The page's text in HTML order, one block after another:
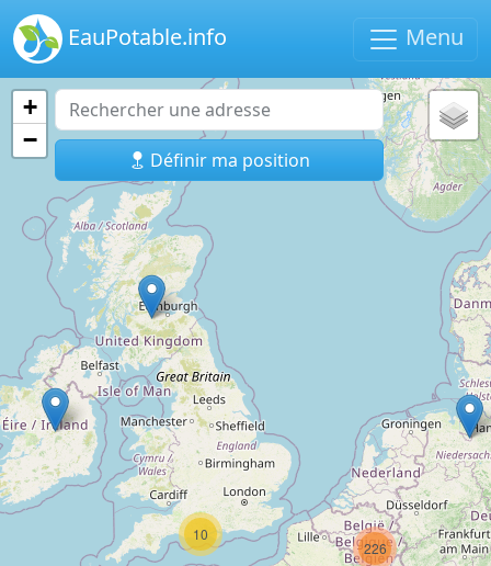
EauPotable.info Menu
Définir ma position
10
226
+
−